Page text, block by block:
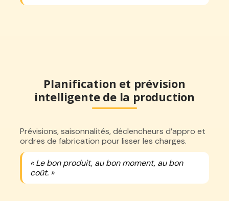
Planification et prévision
intelligente de la production
Prévisions, saisonnalités, déclencheurs d’appro et
ordres de fabrication pour lisser les charges.
« Le bon produit, au bon moment, au bon
coût. »